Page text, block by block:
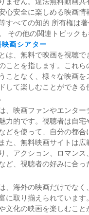
LIVE FILM
2023
）
琶湖より愛をこめて～
心安全に楽しめる映画
すべての知的 所有権は
その他の関連トピック
画シアター
は、無料で映画を視聴
ことを指します。これ
ことなく、様々な映画を
して楽しむことができる
、映画ファンやエンター
力的です。視聴者は自宅
どを使って、自分の都
た、無料映画サイトは広
、アクション、ロマンス
ど、視聴者の好みに合っ
、海外の映画だけでなく
に取り揃えられています
文化の映画を楽しむこと